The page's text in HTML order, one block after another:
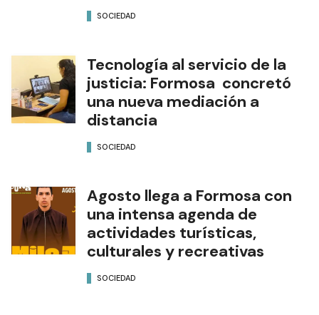
SOCIEDAD
Tecnología al servicio de la
justicia: Formosa concretó
una nueva mediación a
distancia
SOCIEDAD
Agosto llega a Formosa con
una intensa agenda de
actividades turísticas,
culturales y recreativas
SOCIEDAD